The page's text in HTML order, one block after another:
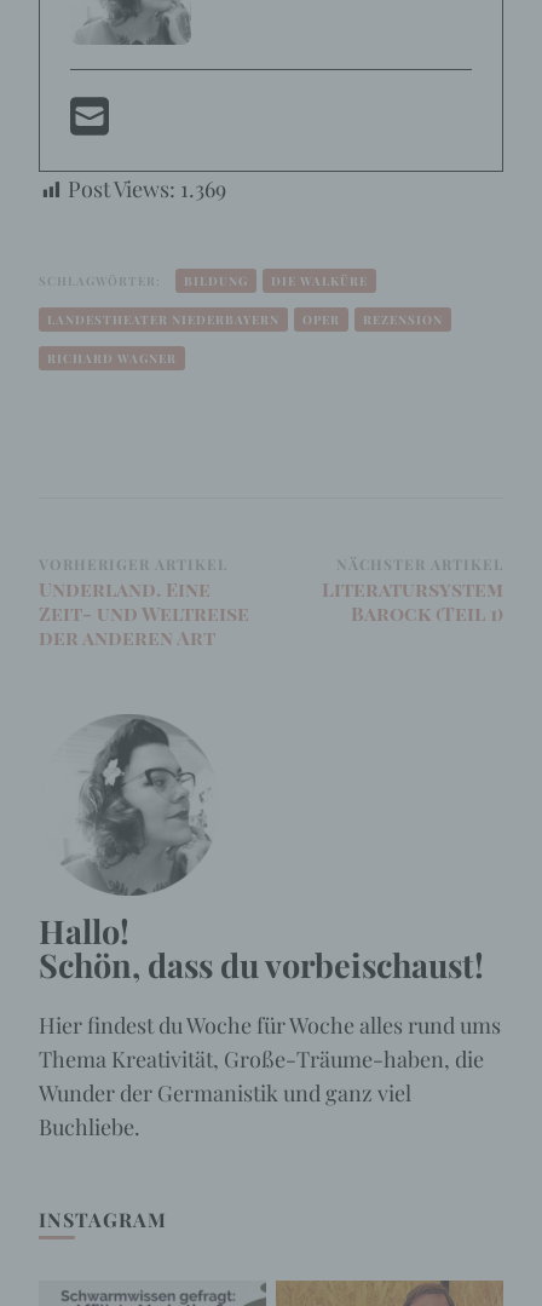
Post Views: 1.369
SCHLAGWÖRTER: BILDUNG DIE WALKÜRE
LANDESTHEATER NIEDERBAYERN OPER REZENSION
RICHARD WAGNER
Beitragsnavigation
VORHERIGER ARTIKEL
Underland. Eine
Zeit- und Weltreise
der anderen Art
NÄCHSTER ARTIKEL
Literatursystem
Barock (Teil 1)
Hallo!
Schön, dass du vorbeischaust!
Hier findest du Woche für Woche alles rund ums
Thema Kreativität, Große-Träume-haben, die
Wunder der Germanistik und ganz viel
Buchliebe.
INSTAGRAM